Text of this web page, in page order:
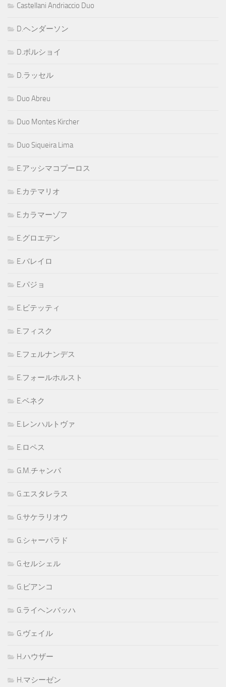
Castellani Andriaccio Duo
D.ヘンダーソン
D.ボルショイ
D.ラッセル
Duo Abreu
Duo Montes Kircher
Duo Siqueira Lima
E.アッシマコプーロス
E.カテマリオ
E.カラマーゾフ
E.グロエデン
E.バレイロ
E.パジョ
E.ビテッティ
E.フィスク
E.フェルナンデス
E.フォールホルスト
E.ベネク
E.レンハルトヴァ
E.ロペス
G.M.チャンパ
G.エスタレラス
G.サケラリオウ
G.シャーパラド
G.セルシェル
G.ビアンコ
G.ライヘンバッハ
G.ヴェイル
H.ハウザー
H.マシーゼン